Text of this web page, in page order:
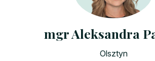
mgr Aleksandra
Olsztyn